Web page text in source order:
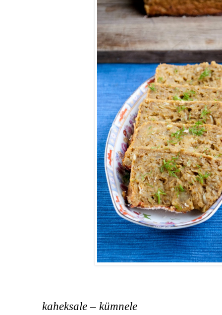
kaheksale – kümnele